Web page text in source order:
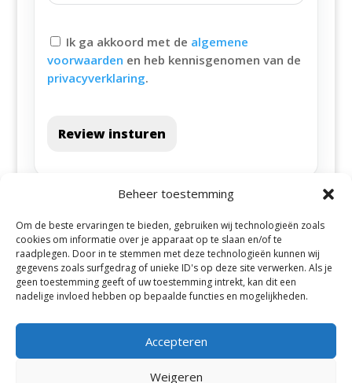
Beheer toestemming
Om de beste ervaringen te bieden, gebruiken wij technologieën zoals
cookies om informatie over je apparaat op te slaan en/of te
raadplegen. Door in te stemmen met deze technologieën kunnen wij
gegevens zoals surfgedrag of unieke ID's op deze site verwerken. Als je
geen toestemming geeft of uw toestemming intrekt, kan dit een
nadelige invloed hebben op bepaalde functies en mogelijkheden.
Accepteren
Weigeren
Ik ga akkoord met de algemene
voorwaarden en heb kennisgenomen van de
privacyverklaring.
Review insturen
Alle steden